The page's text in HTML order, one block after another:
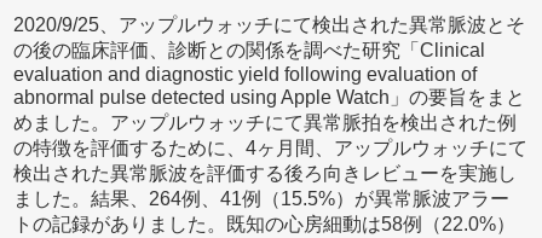
2020/9/25、アップルウォッチにて検出された異常脈波とそ
の後の臨床評価、診断との関係を調べた研究「Clinical
evaluation and diagnostic yield following evaluation of
abnormal pulse detected using Apple Watch」の要旨をまと
めました。アップルウォッチにて異常脈拍を検出された例
の特徴を評価するために、4ヶ月間、アップルウォッチにて
検出された異常脈波を評価する後ろ向きレビューを実施し
ました。結果、264例、41例（15.5%）が異常脈波アラー
トの記録がありました。既知の心房細動は58例（22.0%）